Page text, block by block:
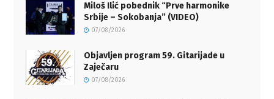
Miloš Ilić pobednik “Prve harmonike
Srbije – Sokobanja” (VIDEO)
07/08/2026
Objavljen program 59. Gitarijade u
Zaječaru
07/08/2026